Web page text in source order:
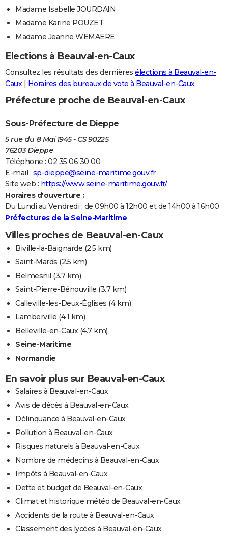
Madame Isabelle JOURDAIN
Madame Karine POUZET
Madame Jeanne WEMAERE
Elections à Beauval-en-Caux
Consultez les résultats des dernières élections à Beauval-en-
Caux| Horaires des bureaux de vote à Beauval-en-Caux
Préfecture proche de Beauval-en-Caux
Sous-Préfecture de Dieppe
5 rue du 8 Mai 1945 - CS 90225
76203 Dieppe
Téléphone : 02 35 06 30 00
E-mail : sp-dieppe@seine-maritime.gouv.fr
Site web : https://www.seine-maritime.gouv.fr/
Horaires d'ouverture :
Du Lundi au Vendredi : de 09h00 à 12h00 et de 14h00 à 16h00
Préfectures de la Seine-Maritime
Villes proches de Beauval-en-Caux
Biville-la-Baignarde (2.5 km)
Saint-Mards (2.5 km)
Belmesnil (3.7 km)
Saint-Pierre-Bénouville (3.7 km)
Calleville-les-Deux-Églises (4 km)
Lamberville (4.1 km)
Belleville-en-Caux(4.7 km)
Seine-Maritime
Normandie
En savoir plus sur Beauval-en-Caux
Salaires à Beauval-en-Caux
Avis de décès à Beauval-en-Caux
Délinquance à Beauval-en-Caux
Pollution à Beauval-en-Caux
Risques naturels à Beauval-en-Caux
Nombre de médecins à Beauval-en-Caux
Impôts à Beauval-en-Caux
Dette et budget de Beauval-en-Caux
Climat et historique météo de Beauval-en-Caux
Accidents de la route à Beauval-en-Caux
Classement des lycées à Beauval-en-Caux